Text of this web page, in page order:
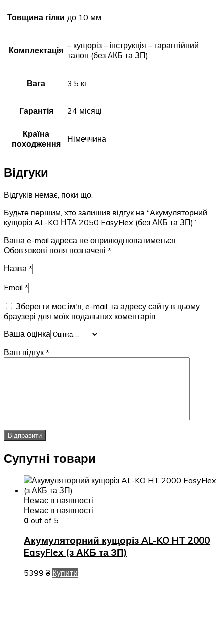
Товщина гілки до 10 мм
Комплектація – кущоріз – інструкція – гарантійний
талон (без АКБ та ЗП)
Вага 3,5 кг
Гарантія 24 місяці
Країна
походження
Німеччина
Відгуки
Відгуків немає, поки що.
Будьте першим, хто залишив відгук на “Акумуляторний
кущоріз AL-KO НТА 2050 EasyFlex (без АКБ та ЗП)”
Ваша e-mail адреса не оприлюднюватиметься.
Обов’язкові поля позначені *
Назва *
Email *
Зберегти моє ім'я, e-mail, та адресу сайту в цьому
браузері для моїх подальших коментарів.
Ваша оцінка
Ваш відгук *
Супутні товари
Немає в наявності
Немає в наявності
0 out of 5
Акумуляторний кущоріз AL-KO HT 2000
EasyFlex (з АКБ та ЗП)
5399 ₴ Купити